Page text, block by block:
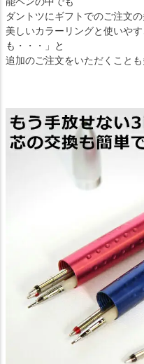
ダントツにギフトでのご注文の
美しいカラーリングと使いや
も・・・」と
追加のご注文をいただくことも